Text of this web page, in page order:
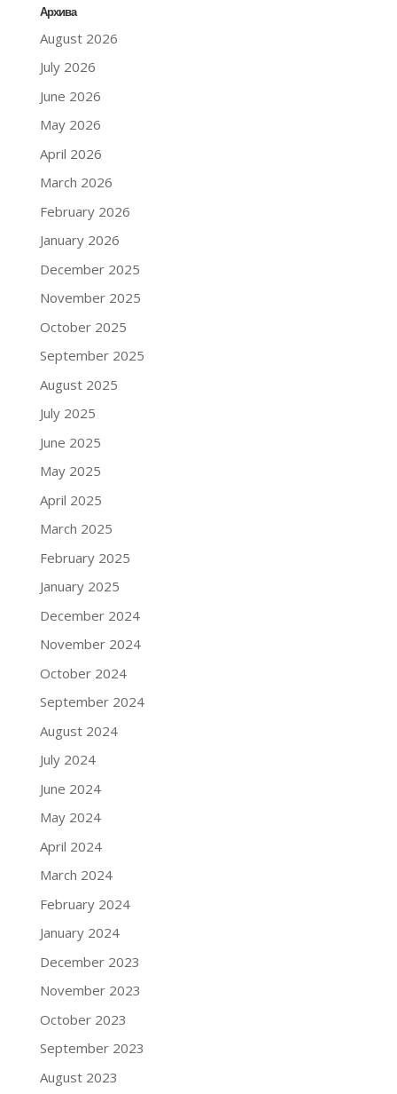
Архива
August 2026
July 2026
June 2026
May 2026
April 2026
March 2026
February 2026
January 2026
December 2025
November 2025
October 2025
September 2025
August 2025
July 2025
June 2025
May 2025
April 2025
March 2025
February 2025
January 2025
December 2024
November 2024
October 2024
September 2024
August 2024
July 2024
June 2024
May 2024
April 2024
March 2024
February 2024
January 2024
December 2023
November 2023
October 2023
September 2023
August 2023